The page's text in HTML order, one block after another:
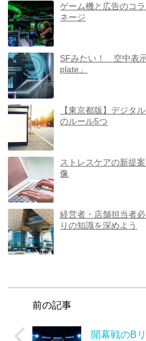
ゲーム機と広告のコ
ネージ
SFみたい！ 空中表
plate」
【東京都版】デジタ
のルール5つ
ストレスケアの新提
像
経営者・店舗担当者
りの知識を深めよう
前の記事
開幕戦のB